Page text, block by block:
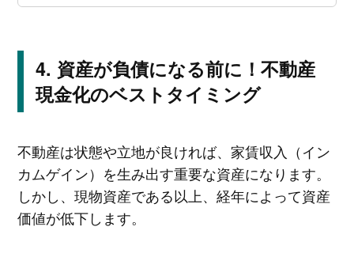
資産が負債になる前に！不動産
現金化のベストタイミング
不動産は状態や立地が良ければ、家賃収入（イン
カムゲイン）を生み出す重要な資産になります。
しかし、現物資産である以上、経年によって資産
価値が低下します。